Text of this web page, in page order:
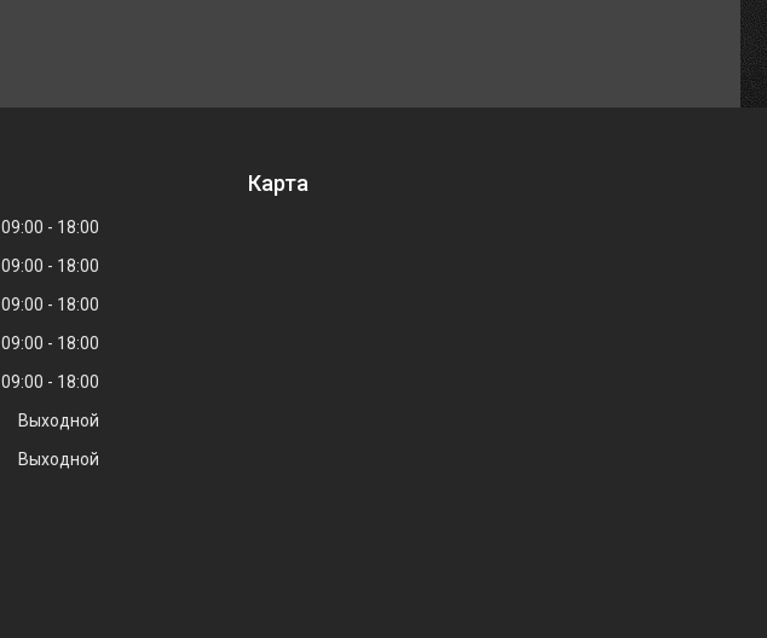
09:00
18:00
09:00
18:00
09:00
18:00
09:00
18:00
09:00
18:00
Выходной
Выходной
Карта